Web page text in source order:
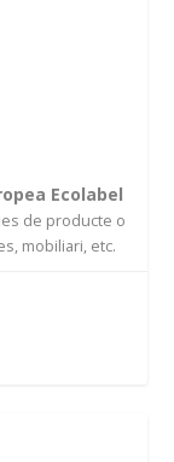
Ecolabel
de producte o
mobiliari, etc.